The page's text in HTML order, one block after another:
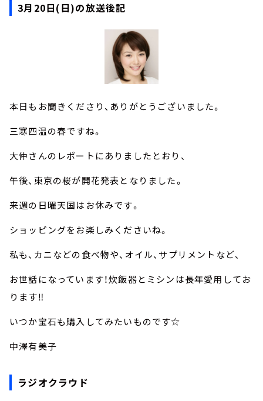
3月20日(日)の放送後記
本日もお聞きくださり、ありがとうございました。
三寒四温の春ですね。
大仲さんのレポートにありましたとおり、
午後、東京の桜が開花発表となりました。
来週の日曜天国はお休みです。
ショッピングをお楽しみくださいね。
私も、カニなどの食べ物や、オイル、サプリメントなど、
お世話になっています！炊飯器とミシンは長年愛用してお
ります‼︎
いつか宝石も購入してみたいものです☆
中澤有美子
ラジオクラウド